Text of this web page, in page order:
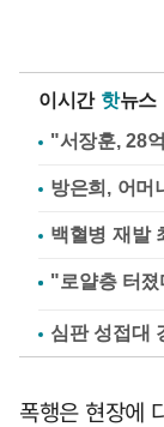
이시간 핫뉴스
"서장훈, 28
방은희, 어머
백혈병 재발
심판 성접대
폭행은 현장에